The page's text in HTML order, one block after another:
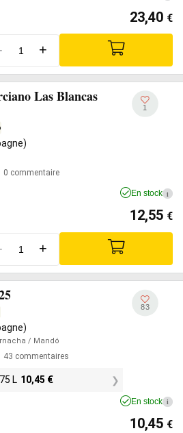
23,40 €
+
Las Blancas
0 commentaire
1
En stock i
12,55 €
+
/ Mandó
43 commentaires
L 10,45 €
83
En stock i
10,45 €